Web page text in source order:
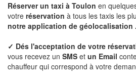
Réserver un taxi à Toulon en
votre réservation à tous les taxis les
notre application de géolocalisation .
✓ Dés l'acceptation de votre
vous recevez un SMS et un Email
chauffeur qui correspond à votre